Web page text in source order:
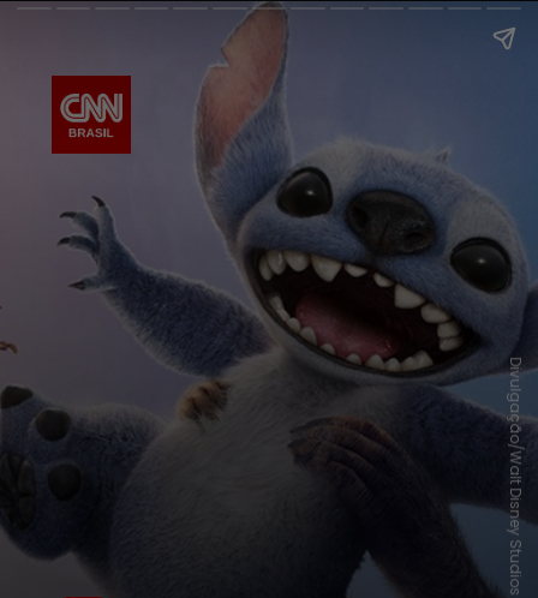
Divulgação/Walt Disney Studios